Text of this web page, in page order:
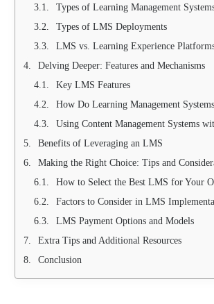
Types of Learning Management
Types of LMS Deployments
LMS vs. Learning Experience
Delving Deeper: Features and Mechanisms
Key LMS Features
How Do Learning Management
Using Content Management Systems
Benefits of Leveraging an LMS
Making the Right Choice: Tips and
How to Select the Best LMS for Your
Factors to Consider in LMS
LMS Payment Options and Models
Extra Tips and Additional Resources
Conclusion